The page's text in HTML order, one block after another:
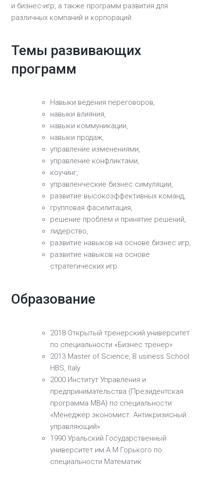
и бизнес-игр, а также программ развития для
различных компаний и корпораций.
Темы развивающих
программ
Навыки ведения переговоров,
навыки влияния,
навыки коммуникации,
навыки продаж,
управление изменениями,
управление конфликтами,
коучинг,
управленческие бизнес симуляции,
развитие высокоэффективных команд,
групповая фасилитация,
решение проблем и принятие решений,
лидерство,
развитие навыков на основе бизнес игр,
развитие навыков на основе
стратегических игр.
Образование
2018 Открытый тренерский университет
по специальности «Бизнес тренер»
2013 Master of Science, B usiness School
HBS, Italy
2000 Институт Управления и
предпринимательства (Президентская
программа МВА) по специальности
«Менеджер экономист. Антикризисный
управляющий»
1990 Уральский Государственный
университет им.А.М.Горького по
специальности Математик